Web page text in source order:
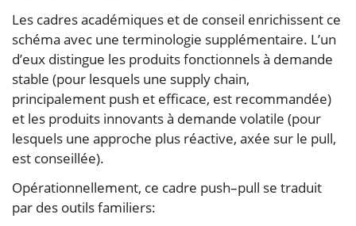
Les cadres académiques et de conseil enrichissent ce
schéma avec une terminologie supplémentaire. L’un
d’eux distingue les produits fonctionnels à demande
stable (pour lesquels une supply chain,
principalement push et efficace, est recommandée)
et les produits innovants à demande volatile (pour
lesquels une approche plus réactive, axée sur le pull,
est conseillée).
Opérationnellement, ce cadre push–pull se traduit
par des outils familiers: